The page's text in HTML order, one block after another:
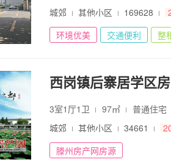
城郊
其他小区 169628
环境优美
交通便利 整
西岗镇后寨居学区房
3室1厅1卫 97㎡
普通住宅
城郊
其他小区 34661
滕州房产网房源